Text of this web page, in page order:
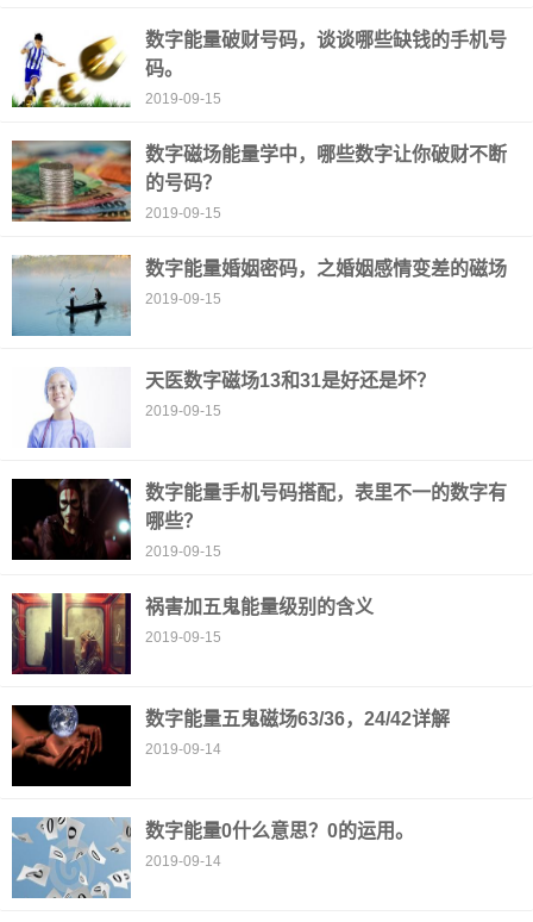
数字能量破财号码，谈谈哪些缺钱的手机号
码。
2019-09-15
数字磁场能量学中，哪些数字让你破财不断
的号码？
2019-09-15
数字能量婚姻密码，之婚姻感情变差的磁场
2019-09-15
天医数字磁场13和31是好还是坏？
2019-09-15
数字能量手机号码搭配，表里不一的数字有
哪些？
2019-09-15
祸害加五鬼能量级别的含义
2019-09-15
数字能量五鬼磁场63/36，24/42详解
2019-09-14
数字能量0什么意思？0的运用。
2019-09-14